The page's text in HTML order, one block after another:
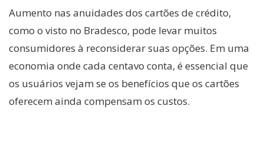
Aumento nas anuidades dos cartões de crédito,
como o visto no Bradesco, pode levar muitos
consumidores à reconsiderar suas opções. Em uma
economia onde cada centavo conta, é essencial que
os usuários vejam se os benefícios que os cartões
oferecem ainda compensam os custos.